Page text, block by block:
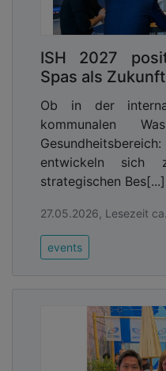
ISH 2027
Spas als
Ob in der
kommunalen
entwickeln sich
strategischen Bes[...]
27.05.2026, Lesezeit
events